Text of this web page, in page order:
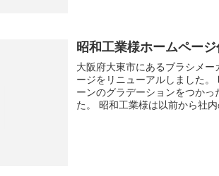
昭和工業様ホームペー
大阪府大東市にあるブラシメ
ージをリニューアルしました
ーンのグラデーションをつか
た。 昭和工業様は以前から社